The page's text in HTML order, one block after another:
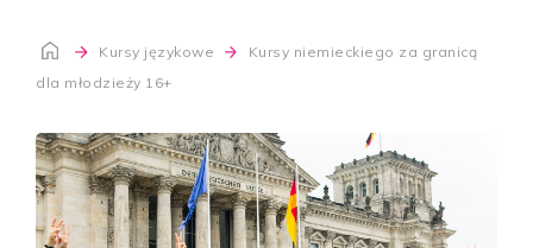
Kursy językowe
Kursy niemieckiego za granicą
dla młodzieży 16+